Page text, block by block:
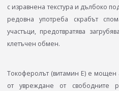
с изравнена текстура и дълбоко
редовна употреба скрабът
участъци, предотвратява
клетъчен обмен.
Токоферолът (витамин Е) e мощен
от увреждане от свободните